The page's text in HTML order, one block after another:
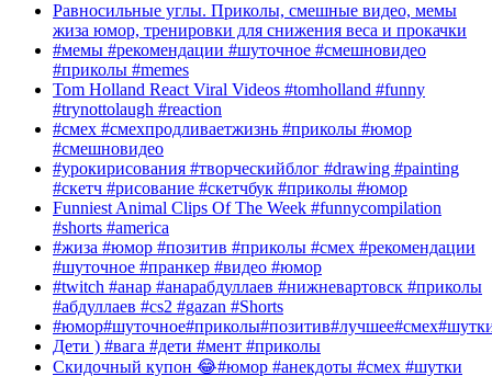
Равносильные углы. Приколы, смешные видео, мемы
жиза юмор, тренировки для снижения веса и прокачки
#мемы #рекомендации #шуточное #смешновидео
#приколы #memes
Tom Holland React Viral Videos #tomholland #funny
#trynottolaugh #reaction
#смех #смехпродливаетжизнь #приколы #юмор
#смешновидео
#урокирисования #творческийблог #drawing #painting
#скетч #рисование #скетчбук #приколы #юмор
Funniest Animal Clips Of The Week #funnycompilation
#shorts #america
#жиза #юмор #позитив #приколы #смех #рекомендации
#шуточное #пранкер #видео #юмор
#twitch #анар #анарабдуллаев #нижневартовск #приколы
#абдуллаев #cs2 #gazan #Shorts
Дети ) #вага #дети #мент #приколы
Скидочный купон 😂#юмор #анекдоты #смех #шутки